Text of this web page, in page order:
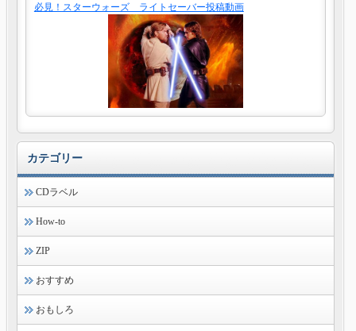
必見！スターウォーズ ライトセーバー投稿動画
カテゴリー
CDラベル
How-to
ZIP
おすすめ
おもしろ